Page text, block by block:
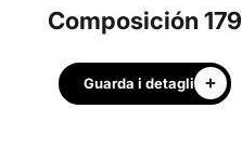
Composición 179
Guarda i detagli